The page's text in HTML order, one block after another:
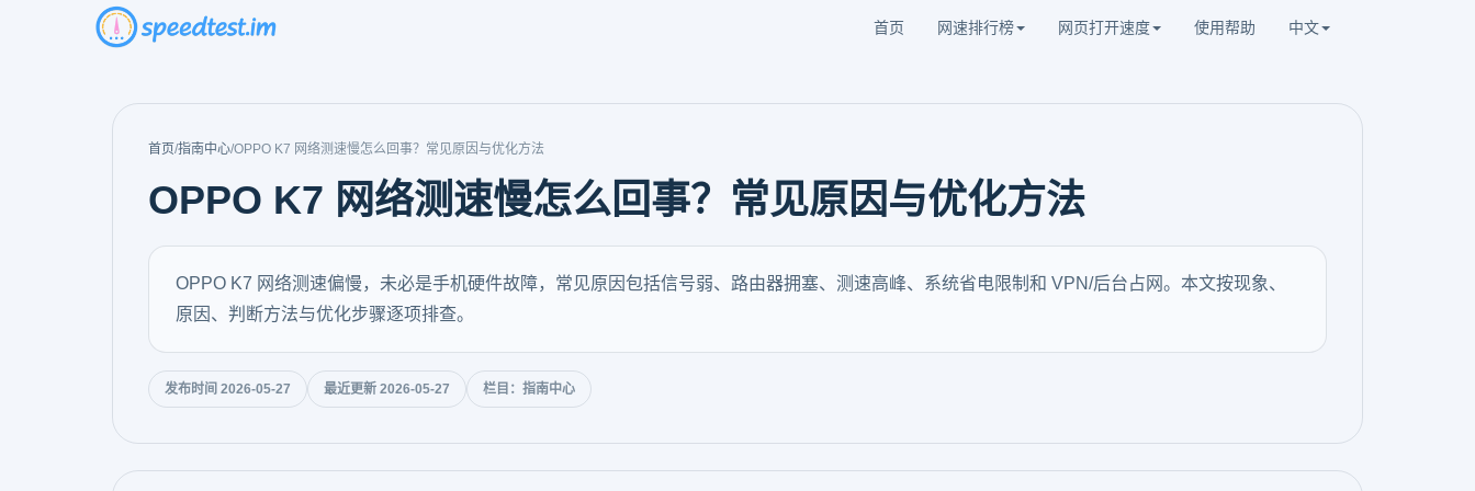
首页 网速排行榜 网页打开速度 使用帮助 中文
首页/指南中心/OPPO K7 网络测速慢怎么回事？常见原因与优化方法
OPPO K7 网络测速慢怎么回事？常见原因与优化方法
OPPO K7 网络测速偏慢，未必是手机硬件故障，常见原因包括信号弱、路由器拥塞、测速高峰、系统省电限制和 VPN/后台占网。本文按现象、
原因、判断方法与优化步骤逐项排查。
发布时间 2026-05-27 最近更新 2026-05-27 栏目：指南中心